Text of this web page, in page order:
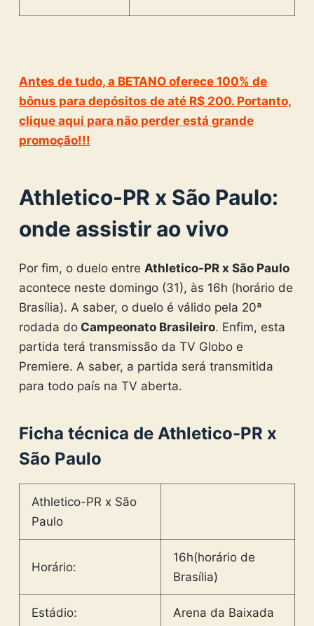
Antes de tudo, a BETANO oferece 100% de
bônus para depósitos de até R$ 200. Portanto,
clique aqui para não perder está grande
promoção!!!
Athletico-PR x São Paulo:
onde assistir ao vivo
Por fim, o duelo entre Athletico-PR x São Paulo
acontece neste domingo (31), às 16h (horário de
Brasília). A saber, o duelo é válido pela 20ª
rodada doCampeonato Brasileiro. Enfim, esta
partida terá transmissão da TV Globo e
Premiere. A saber, a partida será transmitida
para todo país na TV aberta.
Ficha técnica de Athletico-PR x
São Paulo
Athletico-PR x São
Paulo
Horário:
16h(horário de
Brasília)
Estádio: Arena da Baixada